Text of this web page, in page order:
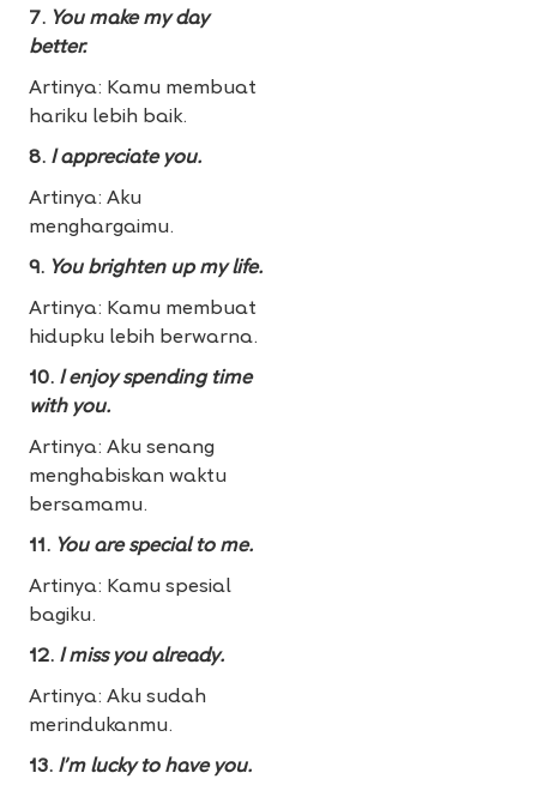
7. You make my day
better.
Artinya: Kamu membuat
hariku lebih baik.
8. I appreciate you.
Artinya: Aku
menghargaimu.
9. You brighten up my life.
Artinya: Kamu membuat
hidupku lebih berwarna.
10. I enjoy spending time
with you.
Artinya: Aku senang
menghabiskan waktu
bersamamu.
11. You are special to me.
Artinya: Kamu spesial
bagiku.
12. I miss you already.
Artinya: Aku sudah
merindukanmu.
13. I’m lucky to have you.